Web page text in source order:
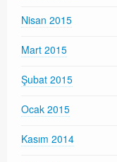
Nisan 2015
Mart 2015
Şubat 2015
Ocak 2015
Kasım 2014